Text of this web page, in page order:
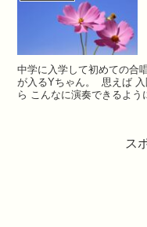
中学に入学して初めての合
が入るYちゃん。⁡ ⁡ ⁡思えば⁡
ら⁡ ⁡こんなに演奏できるよう
ス